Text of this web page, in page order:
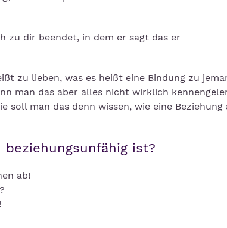
zu dir beendet, in dem er sagt das er
zu lieben, was es heißt eine Bindung zu
man das aber alles nicht wirklich
soll man das denn wissen, wie eine Beziehung
ist?
ab!